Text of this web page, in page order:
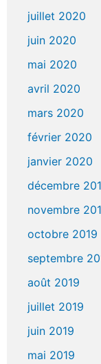
juillet 2020
juin 2020
mai 2020
avril 2020
mars 2020
février 2020
janvier 2020
décembre
novembre
octobre 2019
septembre
août 2019
juillet 2019
juin 2019
mai 2019